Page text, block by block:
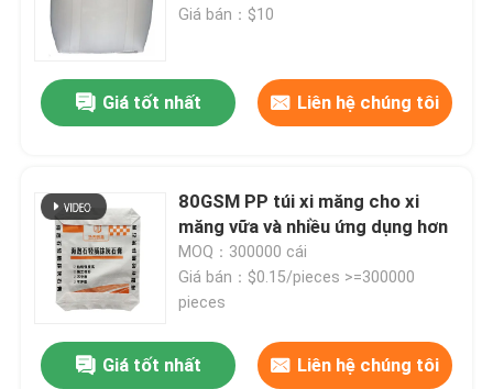
Giá bán：$10
Giá tốt nhất Liên hệ chúng tôi
80GSM PP túi xi măng cho xi
măng vữa và nhiều ứng dụng hơn
MOQ：300000 cái
Giá bán：$0.15/pieces >=300000
pieces
Giá tốt nhất Liên hệ chúng tôi